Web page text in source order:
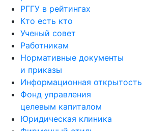
РГГУ в рейтингах
Кто есть кто
Ученый совет
Работникам
Нормативные документы
и приказы
Информационная открытость
Фонд управления
целевым капиталом
Юридическая клиника